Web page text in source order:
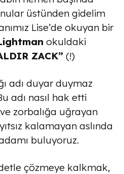
üstünden gidelim
Lise’de okuyan bir
okuldaki
ZACK” (!)
adı duyar duymaz
adı nasıl hak etti
zorbalığa uğrayan
kalamayan aslında
buluyoruz.
çözmeye kalkmak,